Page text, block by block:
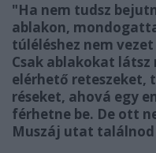
"Ha nem tudsz
ablakon,
túléléshez nem
Csak ablakokat
elérhető reteszeket,
réseket, ahová egy
férhetne be. De ott
Muszáj utat